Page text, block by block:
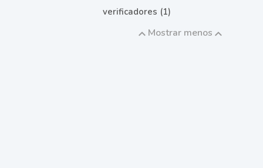
verificadores (1)
Mostrar menos